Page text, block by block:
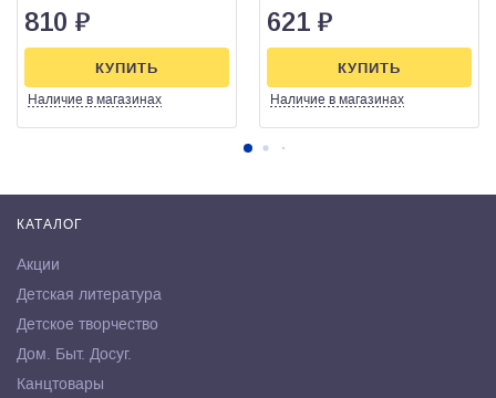
810 ₽
Наличие в магазинах
КУПИТЬ
621 ₽
Наличие в магазинах
КУПИТЬ
КАТАЛОГ
Акции
Детская литература
Детское творчество
Дом. Быт. Досуг.
Канцтовары